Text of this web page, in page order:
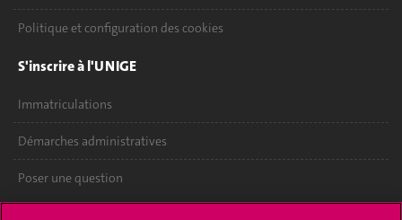
Politique et configuration des cookies
S'inscrire à l'UNIGE
Immatriculations
Démarches administratives
Poser une question